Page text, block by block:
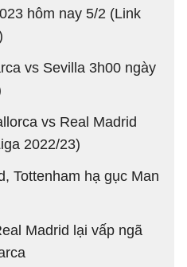
hôm nay 5/2 (Link
vs Sevilla 3h00 ngày
vs Real Madrid
2022/23)
Tottenham hạ gục Man
Madrid lại vấp ngã